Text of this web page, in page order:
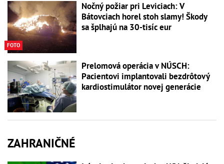
FOTO
Nočný požiar pri Leviciach: V
Bátovciach horel stoh slamy! Škody
sa šplhajú na 30-tisíc eur
Prelomová operácia v NÚSCH:
Pacientovi implantovali bezdrôtový
kardiostimulátor novej generácie
ZAHRANIČNÉ